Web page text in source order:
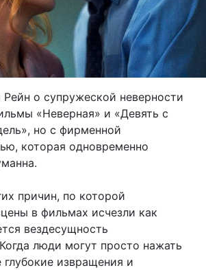
о супружеской неверности
«Неверная» и «Девять с
но с фирменной
которая одновременно
причин, по которой
в фильмах исчезли как
вездесущность
люди могут просто нажать
извращения и